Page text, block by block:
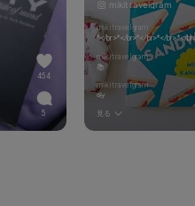
454
5
mikitravelgram
mikitravelgram
mikitravelgram
📚
mikitravelgram
👓
見る